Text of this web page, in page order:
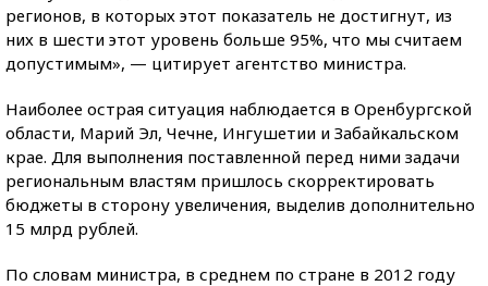
регионов, в которых этот показатель не достигнут, из
них в шести этот уровень больше 95%, что мы считаем
допустимым», — цитирует агентство министра.
Наиболее острая ситуация наблюдается в Оренбургской
области, Марий Эл, Чечне, Ингушетии и Забайкальском
крае. Для выполнения поставленной перед ними задачи
региональным властям пришлось скорректировать
бюджеты в сторону увеличения, выделив дополнительно
15 млрд рублей.
По словам министра, в среднем по стране в 2012 году